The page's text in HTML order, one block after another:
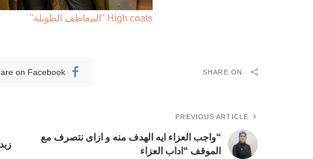
High coats "المعاطف الطويلة"
SHARE ON
on Facebook
PREVIOUS ARTICLE
“واجب العزاء ايه الهدف منه و ازاى نتصرف مع
الموقف “اداب العزاء